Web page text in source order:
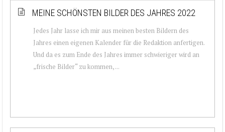
MEINE SCHÖNSTEN BILDER DES JAHRES 2022
Jedes Jahr lasse ich mir aus meinen besten Bildern des
Jahres einen eigenen Kalender für die Redaktion anfertigen.
Und da es zum Ende des Jahres immer schwieriger wird an
„frische Bilder“ zu kommen, ...